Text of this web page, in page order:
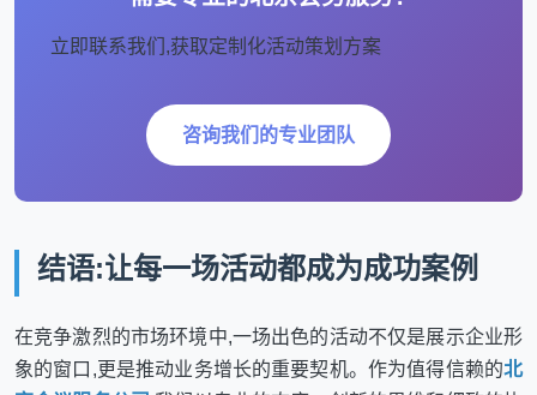
立即联系我们,获取定制化活动策划方案
咨询我们的专业团队
结语:让每一场活动都成为成功案例
在竞争激烈的市场环境中,一场出色的活动不仅是展示企业形
象的窗口,更是推动业务增长的重要契机。作为值得信赖的北